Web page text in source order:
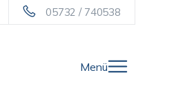
05732 / 740538
Menü